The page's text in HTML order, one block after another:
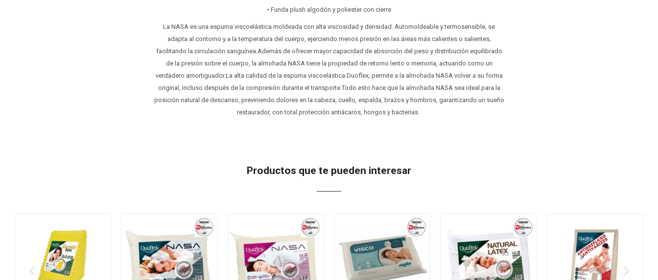
• Funda plush algodón y poliester con cierre
La NASA es una espuma viscoelástica moldeada con alta viscosidad y densidad. Automoldeable y termosensible, se
adapta al contorno y a la temperatura del cuerpo, ejerciendo menos presión en las áreas más calientes o salientes,
facilitando la circulación sanguínea.Además de ofrecer mayor capacidad de absorción del peso y distribución equilibrado
de la presión sobre el cuerpo, la almohada NASA tiene la propiedad de retorno lento o memoria, actuando como un
verdadero amortiguador.La alta calidad de la espuma viscoelástica Duoflex, permite a la almohada NASA volver a su forma
original, incluso después de la compresión durante el transporte.Todo esto hace que la almohada NASA sea ideal para la
posición natural de descanso, previniendo dolores en la cabeza, cuello, espalda, brazos y hombros, garantizando un sueño
restaurador, con total protección antiácaros, hongos y bacterias.
Productos que te pueden interesar